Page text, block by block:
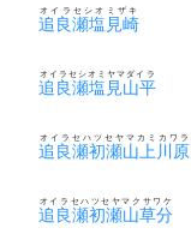
追良瀬塩見崎
オイラセシオミザキ
追良瀬塩見山平
オイラセシオミヤマダイラ
追良瀬初瀬山上川原
オイラセハツセヤマカミカワラ
追良瀬初瀬山草分
オイラセハツセヤマクサワケ